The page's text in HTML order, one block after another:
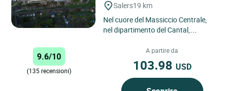
Salers19 km
Nel cuore del Massiccio Centrale,
nel dipartimento del Cantal,
d’uomo dove la famiglia...
9.6/10
(135 recensioni)
A partire da
103.98 USD